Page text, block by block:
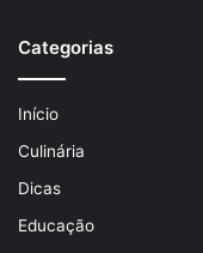
Categorias
Início
Culinária
Dicas
Educação